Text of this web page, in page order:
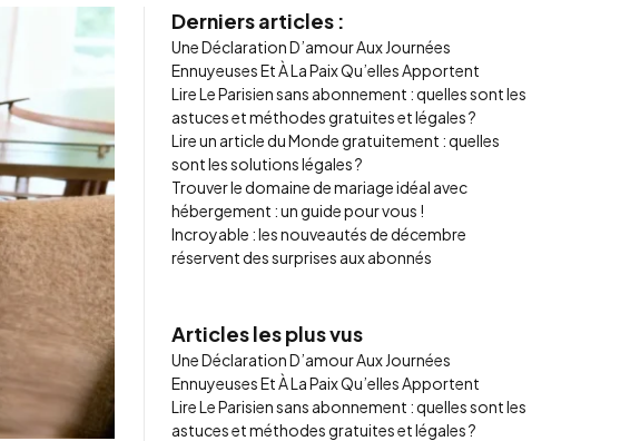
Derniers articles :
Une Déclaration D’amour Aux Journées
Ennuyeuses Et À La Paix Qu’elles Apportent
Lire Le Parisien sans abonnement : quelles sont les
astuces et méthodes gratuites et légales ?
Lire un article du Monde gratuitement : quelles
sont les solutions légales ?
Trouver le domaine de mariage idéal avec
hébergement : un guide pour vous !
Incroyable : les nouveautés de décembre
réservent des surprises aux abonnés
Articles les plus vus
Une Déclaration D’amour Aux Journées
Ennuyeuses Et À La Paix Qu’elles Apportent
Lire Le Parisien sans abonnement : quelles sont les
astuces et méthodes gratuites et légales ?